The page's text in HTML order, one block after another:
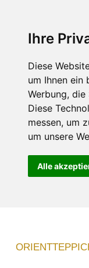
Ihre
Diese
um Ihnen ein
Werbung, die
Diese
messen, um
um unsere
Alle